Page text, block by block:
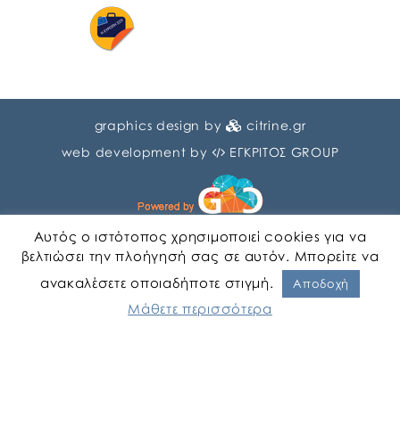
graphics design by
citrine.gr
web development by
ΕΓΚΡΙΤΟΣ GROUP
Αυτός ο ιστότοπος χρησιμοποιεί cookies για να
βελτιώσει την πλοήγησή σας σε αυτόν. Μπορείτε να
ανακαλέσετε οποιαδήποτε στιγμή.
Αποδοχή
Μάθετε περισσότερα
Αγγλικα Ελληνικα